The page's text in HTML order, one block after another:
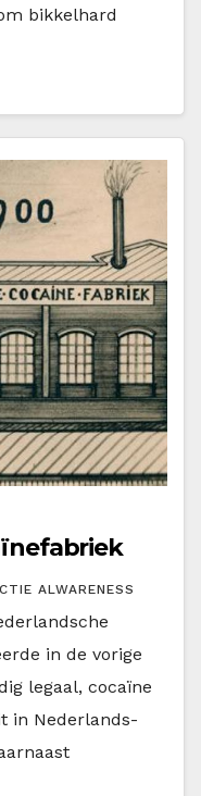
bikkelhard
ALWARENESS
in de vorige
legaal, cocaïne
in Nederlands-